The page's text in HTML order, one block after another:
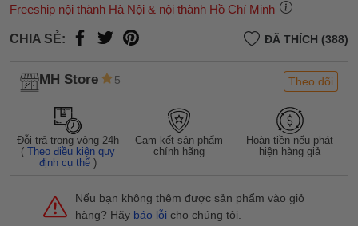
Freeship nội thành Hà Nội & nội thành Hồ Chí Minh
CHIA SẺ: ĐÃ THÍCH (388)
MH Store 5 Theo dõi
Đỗi trả trong vòng 24h
(Theo điều kiện quy
định cụ thể )
Cam kết sản phẩm
chính hãng
Hoàn tiền nếu phát
hiện hàng giả
Nếu bạn không thêm được sản phẩm vào giỏ
hàng? Hãy báo lỗi cho chúng tôi.